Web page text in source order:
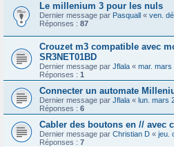
Le millenium 3 pour les nuls
Dernier message par Pasquall « ven.
Réponses : 87
Crouzet m3 compatible avec
SR3NET01BD
Dernier message par Jflala « mar. mars
Réponses : 1
Connecter un automate
Dernier message par Jflala « lun. mars
Réponses : 6
Cabler des boutons en // avec
Dernier message par Christian D « jeu.
Réponses : 7